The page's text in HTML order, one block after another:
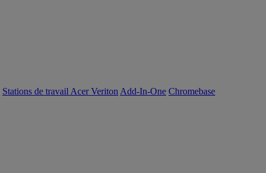
Stations de travail Acer Veriton Add-In-One Chromebase